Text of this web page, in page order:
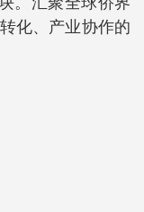
化、产业协作的